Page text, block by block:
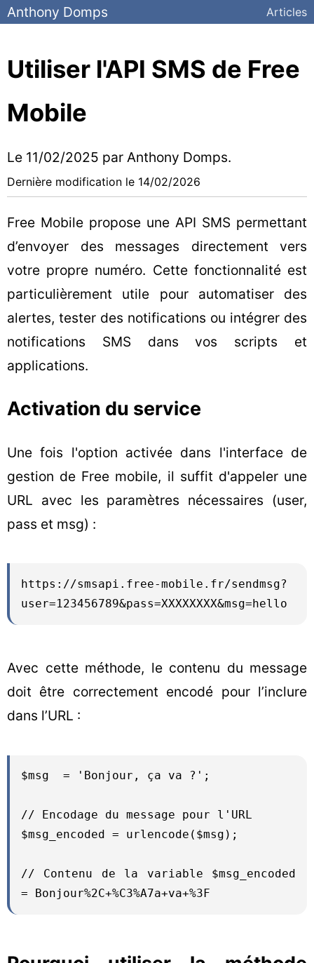
Anthony Domps Articles
Utiliser l'API SMS de Free
Mobile
Le 11/02/2025 par Anthony Domps.
Dernière modification le 14/02/2026
Free Mobile propose une API SMS permettant
d’envoyer des messages directement vers
votre propre numéro. Cette fonctionnalité est
particulièrement utile pour automatiser des
alertes, tester des notifications ou intégrer des
notifications SMS dans vos scripts et
applications.
Activation du service
Une fois l'option activée dans l'interface de
gestion de Free mobile, il suffit d'appeler une
URL avec les paramètres nécessaires (user,
pass et msg) :
https://smsapi.free-mobile.fr/sendmsg?
user=123456789&pass=XXXXXXXX&msg=hello
Avec cette méthode, le contenu du message
doit être correctement encodé pour l’inclure
dans l’URL :
$msg  = 'Bonjour, ça va ?';
// Encodage du message pour l'URL
$msg_encoded = urlencode($msg);
// Contenu de la variable $msg_encoded